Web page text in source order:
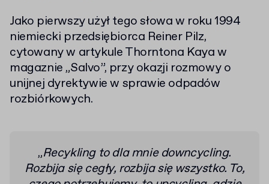
Jako pierwszy użył tego słowa w roku 1994
niemiecki przedsiębiorca Reiner Pilz,
cytowany w artykule Thorntona Kaya w
magaznie „Salvo”, przy okazji rozmowy o
unijnej dyrektywie w sprawie odpadów
rozbiórkowych.
„Recykling to dla mnie downcycling.
Rozbija się cegły, rozbija się wszystko. To,